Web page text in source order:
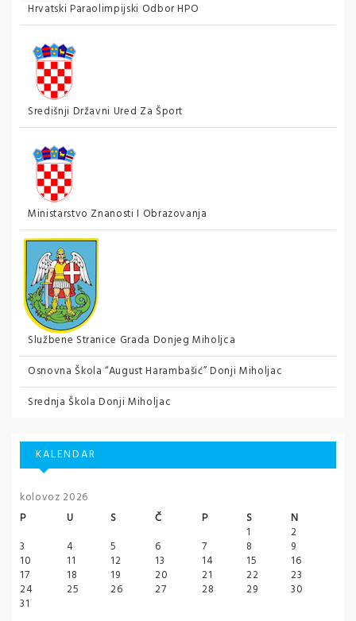
Hrvatski Paraolimpijski Odbor HPO
Središnji Državni Ured Za Šport
Ministarstvo Znanosti I Obrazovanja
Službene Stranice Grada Donjeg Miholjca
Osnovna Škola “August Harambašić” Donji Miholjac
Srednja Škola Donji Miholjac
KALENDAR
kolovoz 2026
P
U S Č P S
N
1
2
3
4 5 6 7 8
9
10
11 12 13 14 15
16
17
18 19 20 21 22
23
24
25 26 27 28 29
30
31